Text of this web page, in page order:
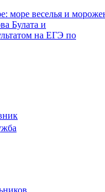
море веселья и
Булата и
на ЕГЭ по